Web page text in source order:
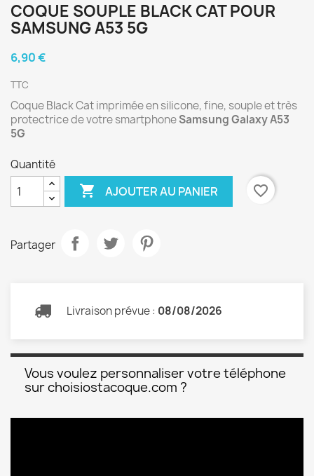
COQUE SOUPLE BLACK CAT POUR
SAMSUNG A53 5G
6,90 €
TTC
Coque Black Cat imprimée en silicone, fine, souple et très
protectrice de votre smartphoneSamsung Galaxy A53
5G
Quantité
 AJOUTER AU PANIER favorite_border
Partager
Livraison prévue : 08/08/2026
Vous voulez personnaliser votre téléphone
sur choisiostacoque.com ?